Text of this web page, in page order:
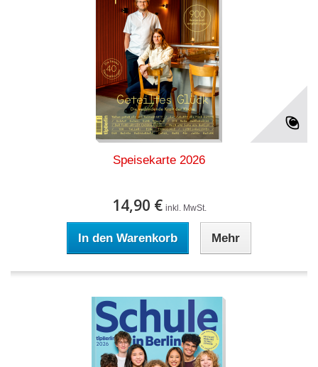
Speisekarte 2026
14,90 € inkl. MwSt.
In den Warenkorb Mehr